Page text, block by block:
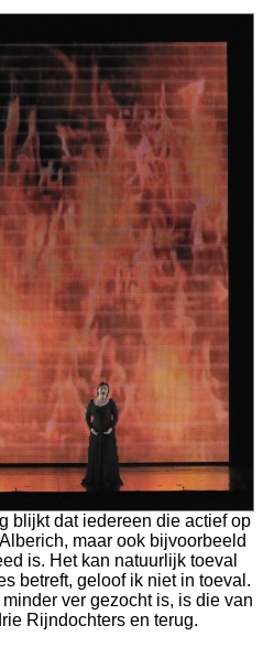
blijkt dat iedereen die actief op
maar ook bijvoorbeeld
is. Het kan natuurlijk toeval
betreft, geloof ik niet in toeval.
ver gezocht is, is die van
Rijndochters en terug.